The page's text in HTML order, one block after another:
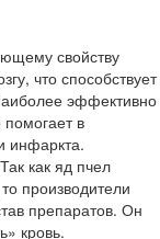
свойству
что способствует
эффективно
в
инфаркта.
как яд пчел
производители
препаратов. Он
кровь.